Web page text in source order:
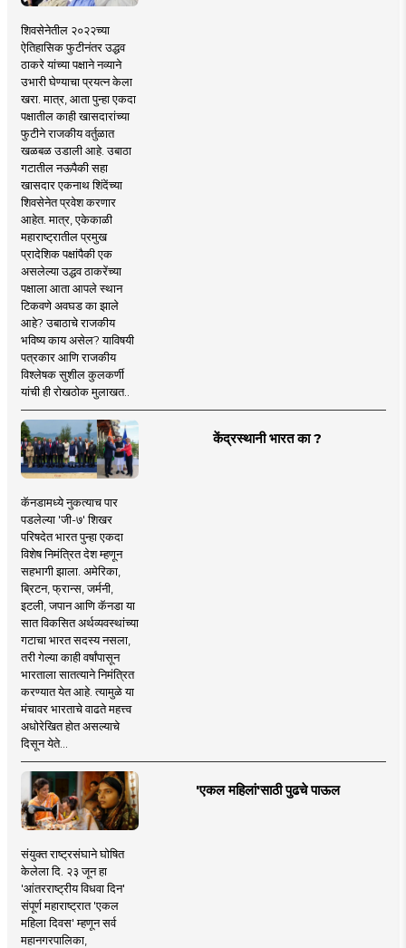
शिवसेनेतील २०२२च्या
ऐतिहासिक फुटीनंतर उद्धव
ठाकरे यांच्या पक्षाने नव्याने
उभारी घेण्याचा प्रयत्न केला
खरा. मात्र, आता पुन्हा एकदा
पक्षातील काही खासदारांच्या
फुटीने राजकीय वर्तुळात
खळबळ उडाली आहे. उबाठा
गटातील नऊपैकी सहा
खासदार एकनाथ शिंदेंच्या
शिवसेनेत प्रवेश करणार
आहेत. मात्र, एकेकाळी
महाराष्ट्रातील प्रमुख
प्रादेशिक पक्षांपैकी एक
असलेल्या उद्धव ठाकरेंच्या
पक्षाला आता आपले स्थान
टिकवणे अवघड का झाले
आहे? उबाठाचे राजकीय
भविष्य काय असेल? याविषयी
पत्रकार आणि राजकीय
विश्लेषक सुशील कुलकर्णी
यांची ही रोखठोक मुलाखत..
केंद्रस्थानी भारत का ?
कॅनडामध्ये नुकत्याच पार
पडलेल्या 'जी-७' शिखर
परिषदेत भारत पुन्हा एकदा
विशेष निमंत्रित देश म्हणून
सहभागी झाला. अमेरिका,
ब्रिटन, फ्रान्स, जर्मनी,
इटली, जपान आणि कॅनडा या
सात विकसित अर्थव्यवस्थांच्या
गटाचा भारत सदस्य नसला,
तरी गेल्या काही वर्षांपासून
भारताला सातत्याने निमंत्रित
करण्यात येत आहे. त्यामुळे या
मंचावर भारताचे वाढते महत्त्व
अधोरेखित होत असल्याचे
दिसून येते...
'एकल महिलां'साठी पुढचे पाऊल
संयुक्त राष्ट्रसंघाने घोषित
केलेला दि. २३ जून हा
'आंतरराष्ट्रीय विधवा दिन'
संपूर्ण महाराष्ट्रात 'एकल
महिला दिवस' म्हणून सर्व
महानगरपालिका,